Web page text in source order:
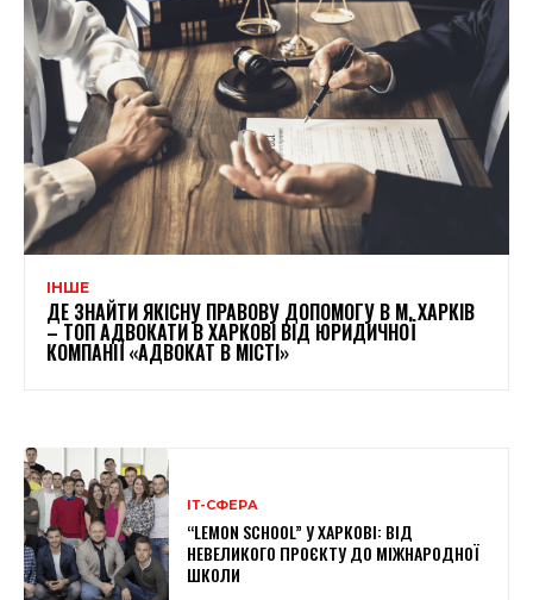
ІНШЕ
ДЕ ЗНАЙТИ ЯКІСНУ ПРАВОВУ ДОПОМОГУ В М. ХАРКІВ
– ТОП АДВОКАТИ В ХАРКОВІ ВІД ЮРИДИЧНОЇ
КОМПАНІЇ «АДВОКАТ В МІСТІ»
ІТ-СФЕРА
“LEMON SCHOOL” У ХАРКОВІ: ВІД
НЕВЕЛИКОГО ПРОЄКТУ ДО МІЖНАРОДНОЇ
ШКОЛИ